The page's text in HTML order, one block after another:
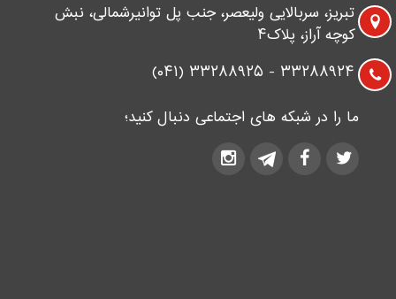
تبریز، سربالایی ولیعصر، جنب پل توانیرشمالی، نبش
کوچه آراز، پلاک۴
۳۳۲۸۸۹۲۴ - ۳۳۲۸۸۹۲۵ (۰۴۱)
ما را در شبکه های اجتماعی دنبال کنید؛